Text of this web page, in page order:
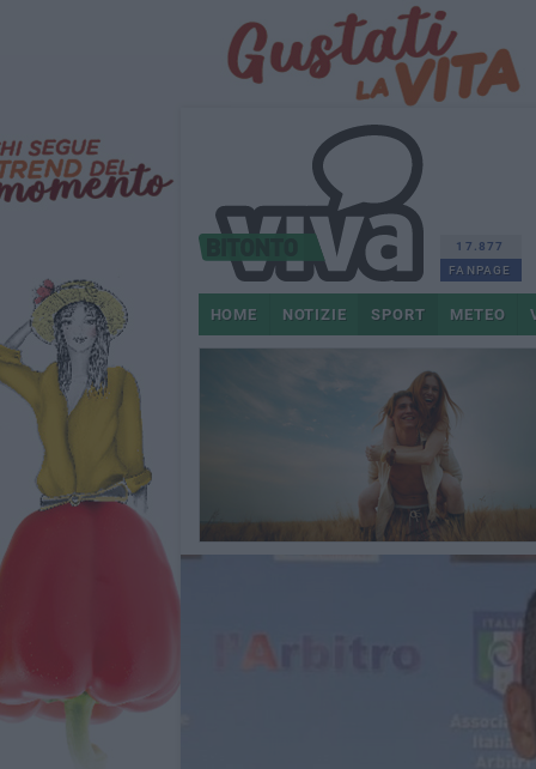
17.877
FANPAGE
HOME NOTIZIE SPORT METEO